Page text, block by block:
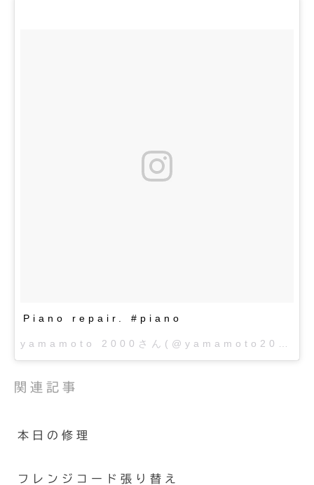
Piano repair. #piano
関連記事
本日の修理
フレンジコード張り替え